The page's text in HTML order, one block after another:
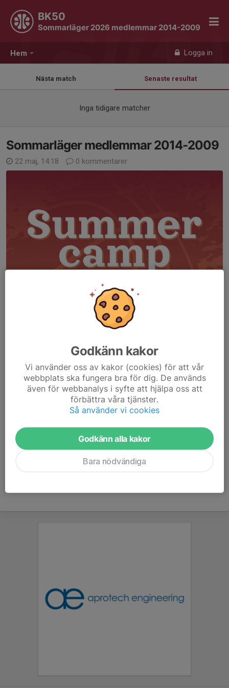
Hem Logga in
BK50
Sommarläger 2026 medlemmar 2014-2009
Nästa match Senaste resultat
Inga tidigare matcher
Sommarläger medlemmar 2014-2009
22 maj, 14:18 0 kommentarer
Välkommen till BK50:s sommarläger vecka 33!
Lägret pågår i fyra dagar, tisdag till fredag, och riktar sig till
fyllda med basket, gemenskap och utveckling....
Läs mer
Godkänn kakor
Vi använder oss av kakor (cookies) för att vår
webbplats ska fungera bra för dig. De används
även för webbanalys i syfte att hjälpa oss att
förbättra våra tjänster.
Så använder vi cookies
Godkänn alla kakor
Bara nödvändiga